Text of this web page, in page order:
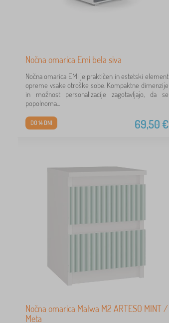
Nočna omarica Emi bela siva
Nočna omarica EMI je praktičen in estetski element
opreme vsake otroške sobe. Kompaktne dimenzije
in možnost personalizacije zagotavljajo, da se
popolnoma...
69,50€
DO 14 DNI
Nočna omarica Malwa M2 ARTESO MINT /
Meta